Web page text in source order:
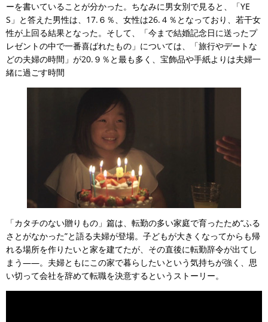
ーを書いていることが分かった。ちなみに男女別で見ると、「YE
S」と答えた男性は、17.６％、女性は26.４％となっており、若干女
性が上回る結果となった。そして、「今まで結婚記念日に送ったプ
レゼントの中で一番喜ばれたもの」については、「旅行やデートな
どの夫婦の時間」が20.９％と最も多く、宝飾品や手紙よりは夫婦一
緒に過ごす時間
「カタチのない贈りもの」篇は、転勤の多い家庭で育ったため“ふる
さとがなかった”と語る夫婦が登場。子どもが大きくなってからも帰
れる場所を作りたいと家を建てたが、その直後に転勤辞令が出てし
まう――。夫婦ともにこの家で暮らしたいという気持ちが強く、思
い切って会社を辞めて転職を決意するというストーリー。